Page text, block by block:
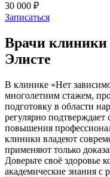
30 000 ₽
Записаться
Врачи
Элисте
В клинике «Нет
многолетним стажем,
подготовку в области
регулярно
повышения
клиники владеют
применяют только
Доверьте своё здоровье
академические знания